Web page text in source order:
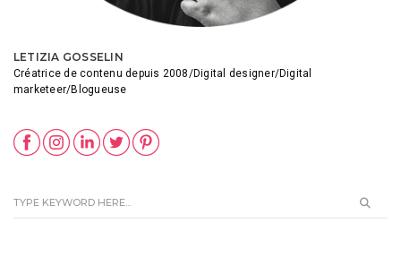
LETIZIA GOSSELIN
Créatrice de contenu depuis 2008/Digital designer/Digital
marketeer/Blogueuse